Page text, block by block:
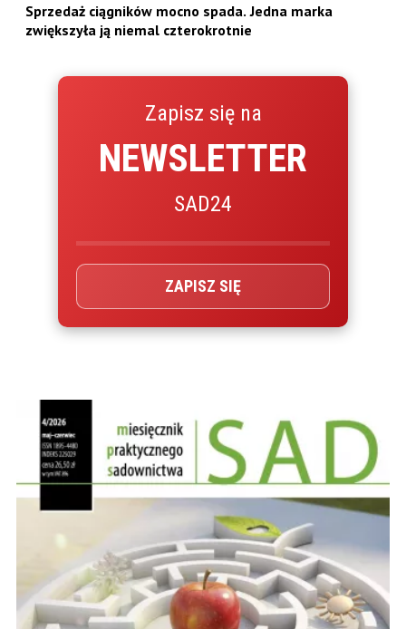
Sprzedaż ciągników mocno spada. Jedna marka
zwiększyła ją niemal czterokrotnie
Zapisz się na
NEWSLETTER
SAD24
ZAPISZ SIĘ